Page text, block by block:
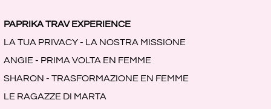
PAPRIKA TRAV EXPERIENCE
LA TUA PRIVACY - LA NOSTRA MISSIONE
ANGIE - PRIMA VOLTA EN FEMME
SHARON - TRASFORMAZIONE EN FEMME
LE RAGAZZE DI MARTA